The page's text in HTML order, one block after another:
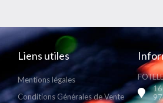
Liens utiles
Mentions légales
Conditions Générales de Vente